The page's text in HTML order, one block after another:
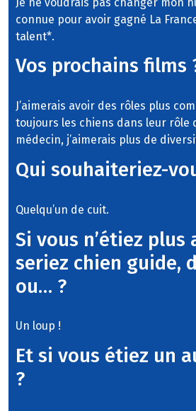
connue pour avoir gagné La
talent*.
Vos prochains films
J’aimerais avoir des rôles plus
toujours les chiens dans leur rôle
médecin, j’aimerais plus de
Qui souhaiteriez-
Quelqu’un de cuit.
Si vous n’étiez plus
seriez chien guide,
ou… ?
Un loup !
Et si vous étiez un
?